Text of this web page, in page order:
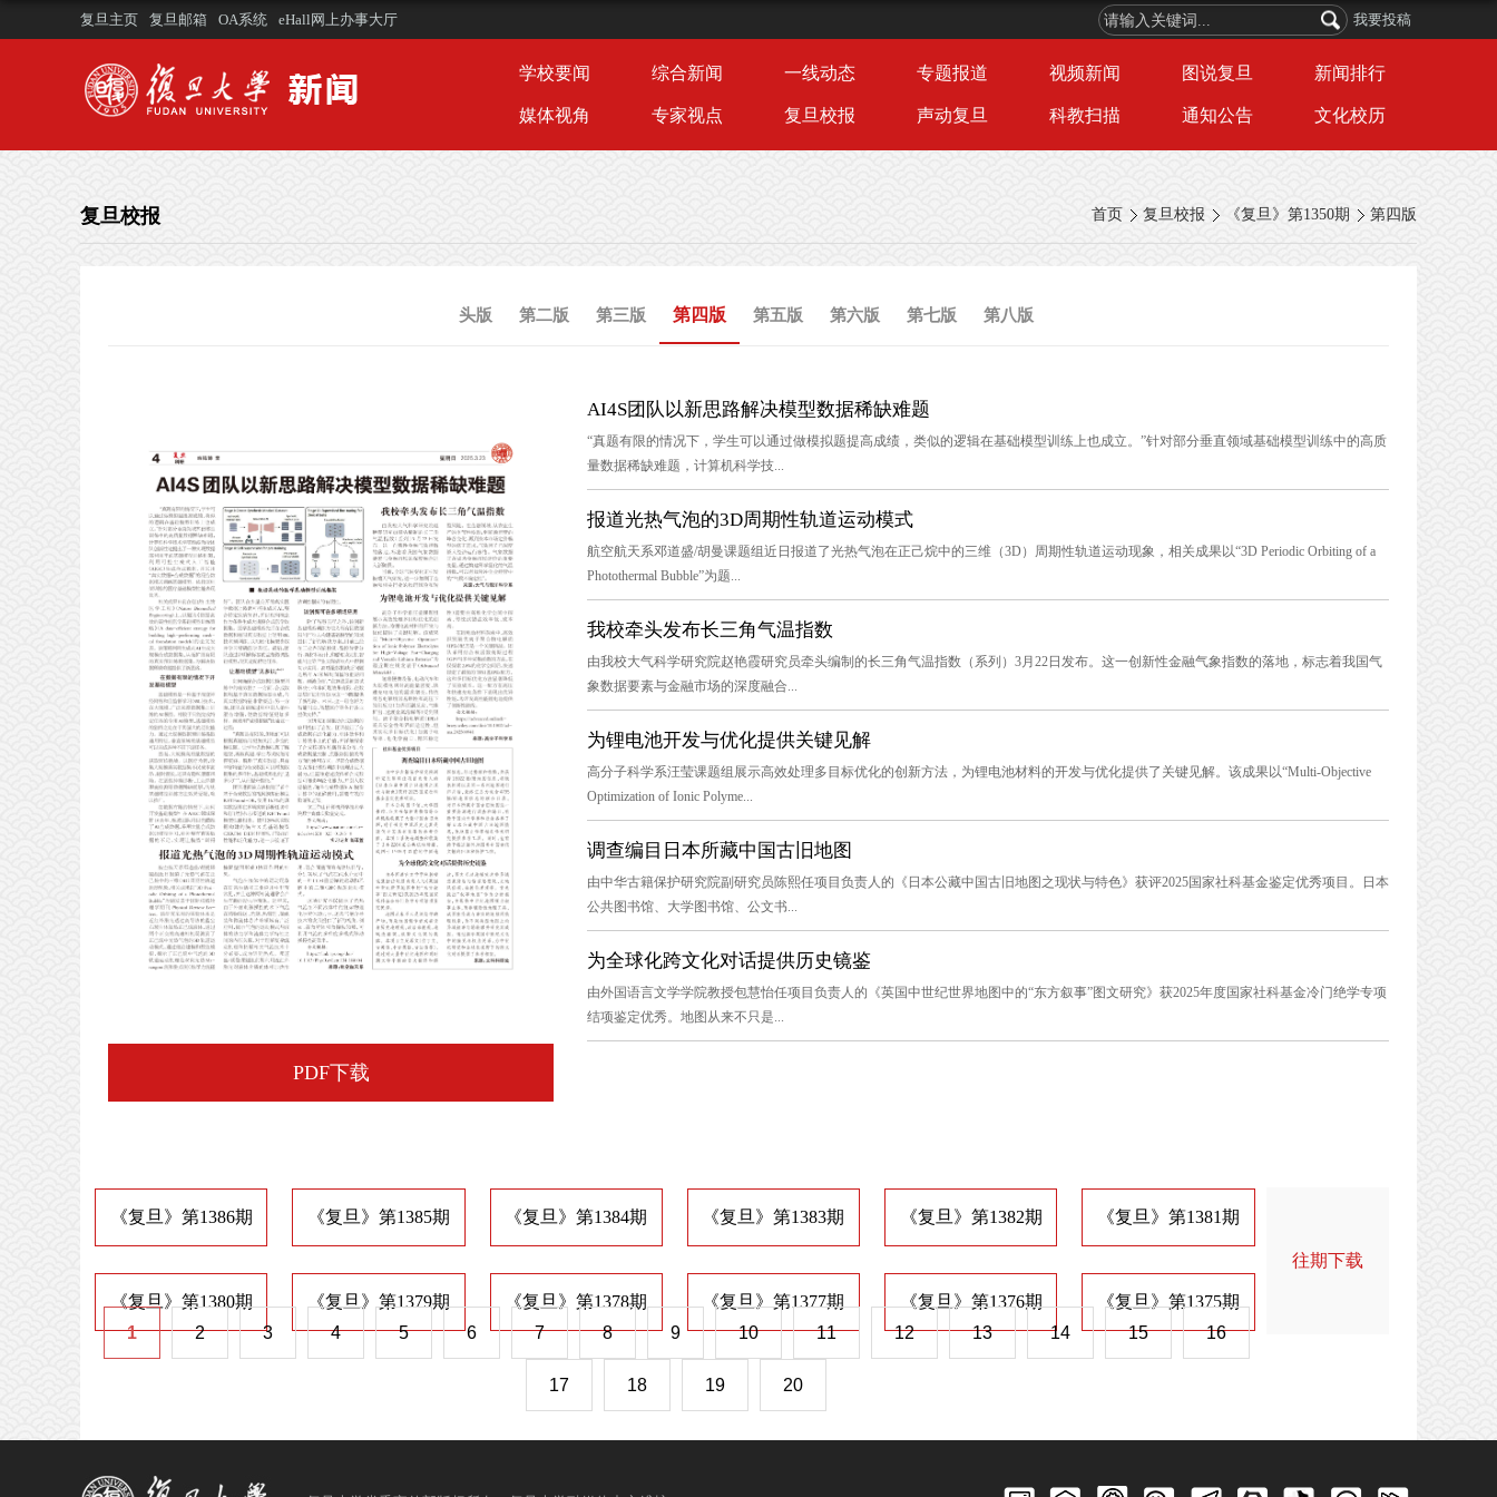
复旦主页 复旦邮箱 OA系统 eHall网上办事大厅 我要投稿
学校要闻 综合新闻 一线动态 专题报道 视频新闻 图说复旦 新闻排行
媒体视角 专家视点 复旦校报 声动复旦 科教扫描 通知公告 文化校历
首页 复旦校报 《复旦》第1350期 第四版
复旦校报
头版 第二版 第三版 第四版 第五版 第六版 第七版 第八版
PDF下载
AI4S团队以新思路解决模型数据稀缺难题
“真题有限的情况下，学生可以通过做模拟题提高成绩，类似的逻辑在基础模型训练上也成立。”针对部分垂直领域基础模型训练中的高质
量数据稀缺难题，计算机科学技...
​报道光热气泡的3D周期性轨道运动模式
航空航天系邓道盛/胡曼课题组近日报道了光热气泡在正己烷中的三维（3D）周期性轨道运动现象，相关成果以“3D Periodic Orbiting of a
Photothermal Bubble”为题...
我校牵头发布长三角气温指数
由我校大气科学研究院赵艳霞研究员牵头编制的长三角气温指数（系列）3月22日发布。这一创新性金融气象指数的落地，标志着我国气
象数据要素与金融市场的深度融合...
为锂电池开发与优化提供关键见解
高分子科学系汪莹课题组展示高效处理多目标优化的创新方法，为锂电池材料的开发与优化提供了关键见解。该成果以“Multi-Objective
Optimization of Ionic Polyme...
调查编目日本所藏中国古旧地图
由中华古籍保护研究院副研究员陈熙任项目负责人的《日本公藏中国古旧地图之现状与特色》获评2025国家社科基金鉴定优秀项目。日本
公共图书馆、大学图书馆、公文书...
为全球化跨文化对话提供历史镜鉴
由外国语言文学学院教授包慧怡任项目负责人的《英国中世纪世界地图中的“东方叙事”图文研究》获2025年度国家社科基金冷门绝学专项
结项鉴定优秀。地图从来不只是...
《复旦》第1386期 《复旦》第1385期 《复旦》第1384期 《复旦》第1383期 《复旦》第1382期 《复旦》第1381期
《复旦》第1380期 《复旦》第1379期 《复旦》第1378期 《复旦》第1377期 《复旦》第1376期 《复旦》第1375期
1
2 3 4 5 6 7 8 9 10 11 12 13 14 15 16
17 18 19 20
往期下载